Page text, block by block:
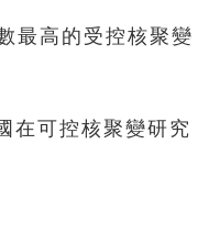
最高的 受控核聚變
在可控核聚變研究